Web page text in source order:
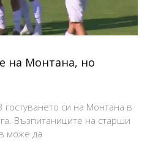
на Монтана, но
си на Монтана в
Възпитаниците на старши
може да